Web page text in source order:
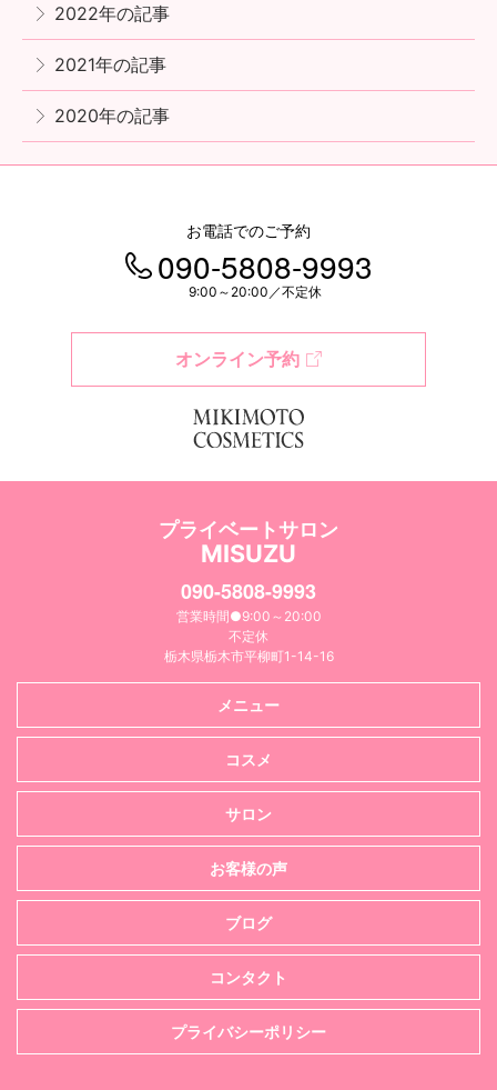
2022年の記事
2021年の記事
2020年の記事
お電話でのご予約
090-5808-9993
9:00～20:00／不定休
オンライン予約
プライベートサロン
MISUZU
090-5808-9993
営業時間●9:00～20:00
不定休
栃木県栃木市平柳町1-14-16
メニュー
コスメ
サロン
お客様の声
ブログ
コンタクト
プライバシーポリシー